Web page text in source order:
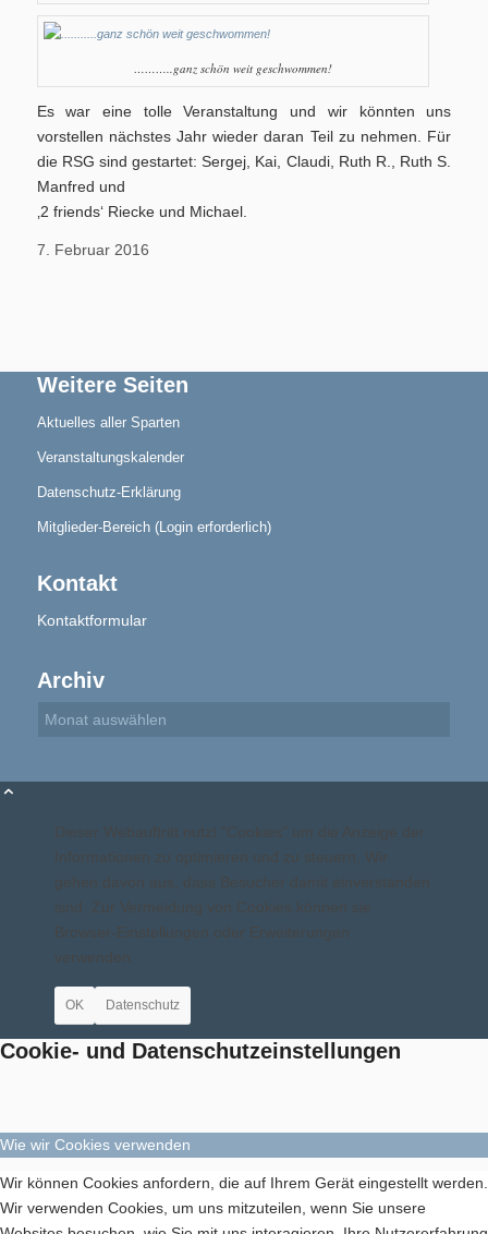
Aktuelles
Blindensport
Termine/Training
Aktuelles
Geschichte
Berichte
………..ganz schön weit geschwommen!
Es war eine tolle Veranstaltung und wir könnten uns
vorstellen nächstes Jahr wieder daran Teil zu nehmen. Für
die RSG sind gestartet: Sergej, Kai, Claudi, Ruth R., Ruth S.
Manfred und
‚2 friends‘ Riecke und Michael.
7. Februar 2016
Weitere Seiten
Aktuelles aller Sparten
Veranstaltungskalender
Datenschutz-Erklärung
Mitglieder-Bereich (Login erforderlich)
Kontakt
Kontaktformular
Archiv
Dieser Webauftritt nutzt "Cookies" um die Anzeige der
Informationen zu optimieren und zu steuern. Wir
gehen davon aus, dass Besucher damit einverstanden
sind. Zur Vermeidung von Cookies können sie
Browser-Einstellungen oder Erweiterungen
verwenden.
OK Datenschutz
Cookie- und Datenschutzeinstellungen
Wie wir Cookies verwenden
Wir können Cookies anfordern, die auf Ihrem Gerät eingestellt werden.
Wir verwenden Cookies, um uns mitzuteilen, wenn Sie unsere